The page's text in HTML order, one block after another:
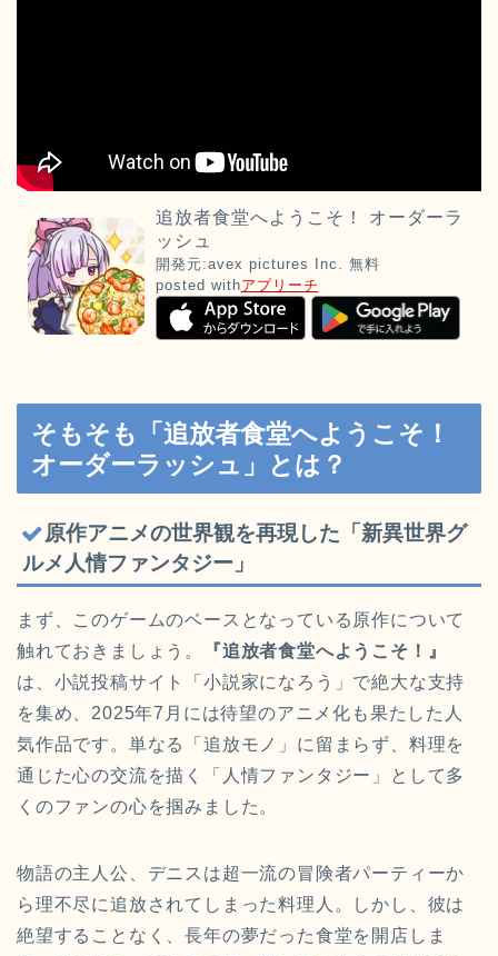
追放者食堂へようこそ！ オーダーラ
ッシュ
開発元:avex pictures Inc. 無料
posted withアプリーチ
そもそも「追放者食堂へようこそ！
オーダーラッシュ」とは？
原作アニメの世界観を再現した「新異世界グ
ルメ人情ファンタジー」
まず、このゲームのベースとなっている原作について
触れておきましょう。
『追放者食堂へようこそ！』
は、小説投稿サイト「小説家になろう」で絶大な支持
を集め、2025年7月には待望のアニメ化も果たした人
気作品です。単なる「追放モノ」に留まらず、料理を
通じた心の交流を描く「人情ファンタジー」として多
くのファンの心を掴みました。
物語の主人公、デニスは超一流の冒険者パーティーか
ら理不尽に追放されてしまった料理人。しかし、彼は
絶望することなく、長年の夢だった食堂を開店しま